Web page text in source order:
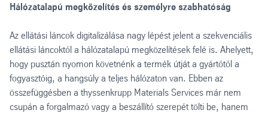
Hálózatalapú megközelítés és személyre szabhatóság
Az ellátási láncok digitalizálása nagy lépést jelent a szekvenciális
ellátási láncoktól a hálózatalapú megközelítések felé is. Ahelyett,
hogy pusztán nyomon követnénk a termék útját a gyártótól a
fogyasztóig, a hangsúly a teljes hálózaton van. Ebben az
összefüggésben a thyssenkrupp Materials Services már nem
csupán a forgalmazó vagy a beszállító szerepét tölti be, hanem